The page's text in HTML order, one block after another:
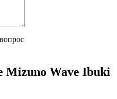
Mizuno Wave Ibuki